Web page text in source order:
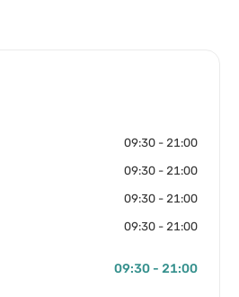
09:30 - 21:00
09:30 - 21:00
09:30 - 21:00
09:30 - 21:00
09:30 - 21:00